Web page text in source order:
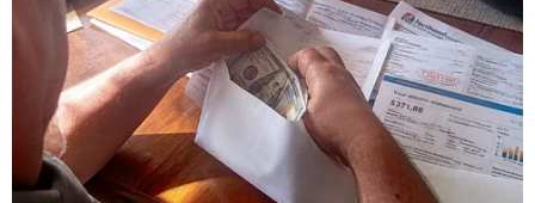
Iran đã bắt đầu lọc dầu thô tại Venezuela với công suất khoảng
100.000 thùng/ngày. (Nguồn: AFP)
Theo phóng viên TTXVN tại Trung Đông, Bộ
trưởng Dầu mỏ Iran Javad Owji ngày 17/10
thông báo Iran đã bắt đầu lọc dầu thô tại